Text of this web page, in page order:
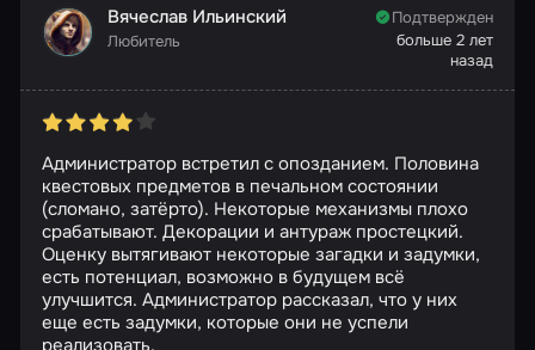
Вячеслав Ильинский
Любитель
Подтвержден
больше 2 лет
назад
Администратор встретил с опозданием. Половина
квестовых предметов в печальном состоянии
(сломано, затёрто). Некоторые механизмы плохо
срабатывают. Декорации и антураж простецкий.
Оценку вытягивают некоторые загадки и задумки,
есть потенциал, возможно в будущем всё
улучшится. Администратор рассказал, что у них
еще есть задумки, которые они не успели